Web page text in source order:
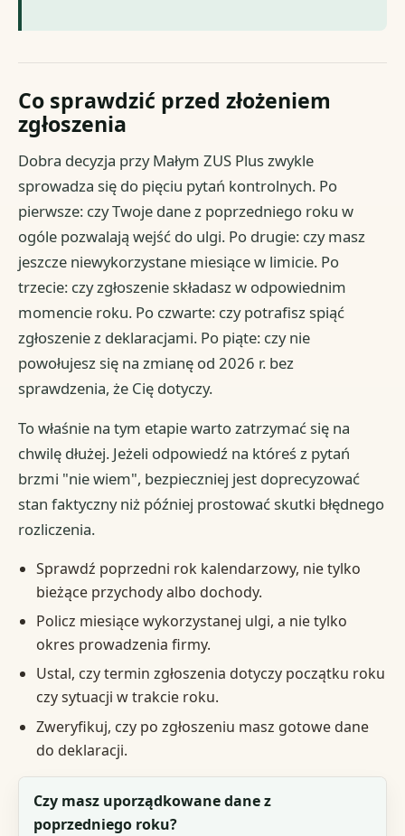
Co sprawdzić przed złożeniem
zgłoszenia
Dobra decyzja przy Małym ZUS Plus zwykle
sprowadza się do pięciu pytań kontrolnych. Po
pierwsze: czy Twoje dane z poprzedniego roku w
ogóle pozwalają wejść do ulgi. Po drugie: czy masz
jeszcze niewykorzystane miesiące w limicie. Po
trzecie: czy zgłoszenie składasz w odpowiednim
momencie roku. Po czwarte: czy potrafisz spiąć
zgłoszenie z deklaracjami. Po piąte: czy nie
powołujesz się na zmianę od 2026 r. bez
sprawdzenia, że Cię dotyczy.
To właśnie na tym etapie warto zatrzymać się na
chwilę dłużej. Jeżeli odpowiedź na któreś z pytań
brzmi "nie wiem", bezpieczniej jest doprecyzować
stan faktyczny niż później prostować skutki błędnego
rozliczenia.
Sprawdź poprzedni rok kalendarzowy, nie tylko
bieżące przychody albo dochody.
Policz miesiące wykorzystanej ulgi, a nie tylko
okres prowadzenia firmy.
Ustal, czy termin zgłoszenia dotyczy początku roku
czy sytuacji w trakcie roku.
Zweryfikuj, czy po zgłoszeniu masz gotowe dane
do deklaracji.
Pytanie kontrolne
Czy masz uporządkowane dane z
poprzedniego roku?